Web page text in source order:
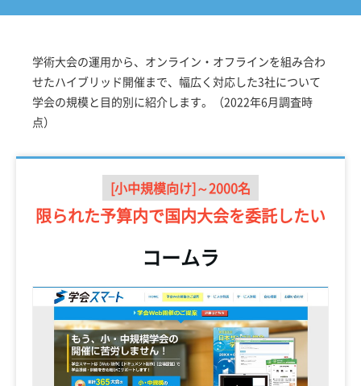
学術大会の運用から、オンライン・オフラインを組み合わ
せたハイブリッド開催まで、幅広く対応した3社について
学会の規模と目的別に紹介します。（2022年6月調査時
点）
[小中規模向け]～2000名
限られた予算内で国内大会を委託したい
コームラ